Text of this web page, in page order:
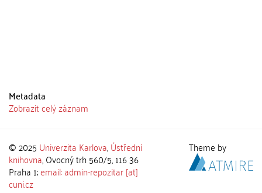
Metadata
Zobrazit celý záznam
© 2025 Univerzita Karlova,Ústřední
knihovna, Ovocný trh 560/5, 116 36
Praha 1;email: admin-repozitar [at]
cuni.cz
Theme by